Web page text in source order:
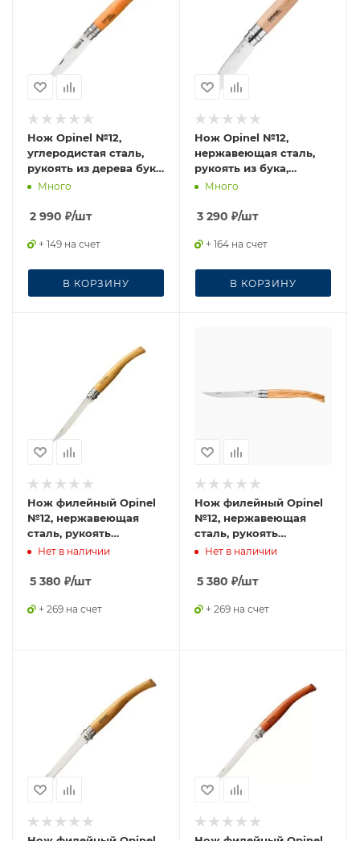
Нож Opinel №12,
углеродистая сталь,
рукоять из дерева бука,
113120
Много
2 990 ₽/шт
+ 149 на счет
В КОРЗИНУ
Нож Opinel №12,
нержавеющая сталь,
рукоять из бука,
серрейторная заточка,
Много
3 290 ₽/шт
+ 164 на счет
В КОРЗИНУ
Нож филейный Opinel
№12, нержавеющая
сталь, рукоять
оливковое дерево,
Нет в наличии
5 380 ₽/шт
+ 269 на счет
Нож филейный Opinel
№12, нержавеющая
сталь, рукоять
оливковое дерево
Нет в наличии
5 380 ₽/шт
+ 269 на счет